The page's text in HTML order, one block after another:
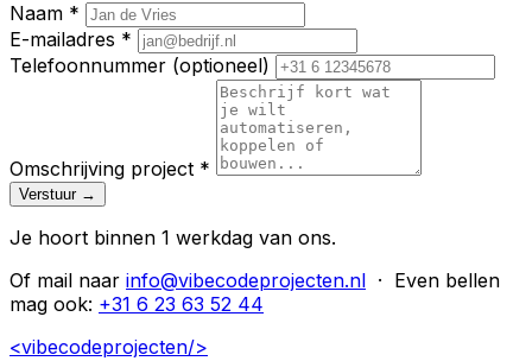
Naam *
E-mailadres *
Telefoonnummer (optioneel)
Omschrijving project *
Verstuur →
Je hoort binnen 1 werkdag van ons.
Of mail naar info@vibecodeprojecten.nl · Even bellen
mag ook: +31 6 23 63 52 44
<vibecodeprojecten/>